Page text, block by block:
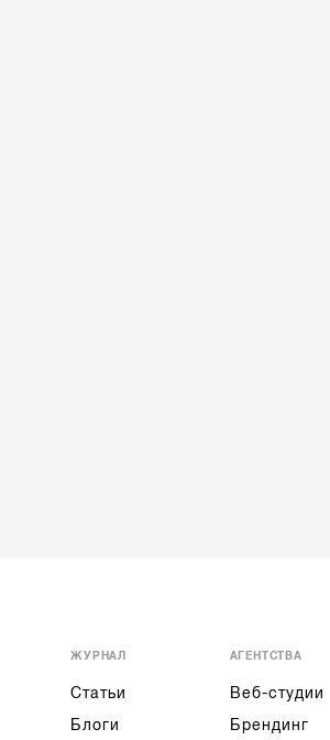
ЖУРНАЛ
Статьи
Блоги
АГЕНТСТВА
Веб-студии
Брендинг